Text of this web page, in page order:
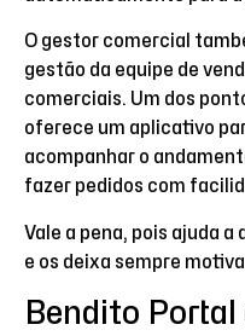
O gestor comercial
gestão da equipe de
comerciais. Um dos
oferece um aplicativo
acompanhar o
fazer pedidos com
Vale a pena, pois ajuda
e os deixa sempre
Bendito Portal